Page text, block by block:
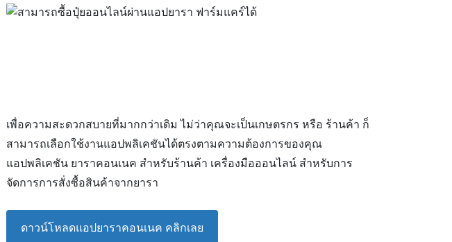
เพื่อความสะดวกสบายที่มากกว่าเดิม ไม่ว่าคุณจะเป็นเกษตรกร หรือ ร้านค้า ก็
สามารถเลือกใช้งานแอปพลิเคชันได้ตรงตามความต้องการของคุณ
แอปพลิเคชัน ยาราคอนเนค สำหรับร้านค้า เครื่องมือออนไลน์ สำหรับการ
จัดการการสั่งซื้อสินค้าจากยารา
ดาวน์โหลดแอปยาราคอนเนค คลิกเลย